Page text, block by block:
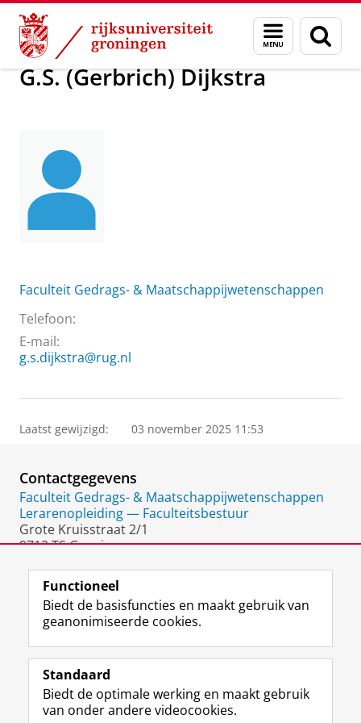
Skip
Content
Skip
Navigation
Menu
en
zoeken
Over ons G.S. (Gerbrich) Dijkstra
G.S. (Gerbrich) Dijkstra
Faculteit Gedrags- & Maatschappijwetenschappen
Telefoon:
E-mail:
g.s.dijkstra@rug.nl
Laatst gewijzigd: 03 november 2025 11:53
Contactgegevens
Faculteit Gedrags- & Maatschappijwetenschappen
Lerarenopleiding — Faculteitsbestuur
Grote Kruisstraat 2/1
9712 TS Groningen
Volg de RUG
F
a
e
b
L
i
k
e
R
S
-
f
I
n
t
Y
o
T
Studiekiezers
Functioneel
Biedt de basisfuncties en maakt gebruik van
geanonimiseerde cookies.
Standaard
Biedt de optimale werking en maakt gebruik
van onder andere videocookies.